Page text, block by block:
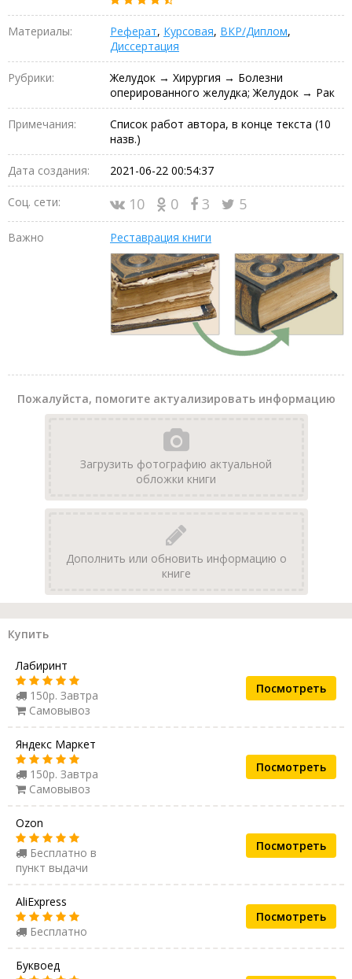
Материалы: Реферат, Курсовая, ВКР/Диплом,
Диссертация
Рубрики:
Желудок → Хирургия → Болезни
оперированного желудка; Желудок → Рак
Примечания:
Список работ автора, в конце текста (10
назв.)
Дата создания: 2021-06-22 00:54:37
Соц. сети: 10 0 3 5
Важно Реставрация книги
Пожалуйста, помогите актуализировать информацию
Загрузить фотографию актуальной
обложки книги
Дополнить или обновить информацию о
книге
Купить
Лабиринт
150р. Завтра
Самовывоз
Посмотреть
Яндекс Маркет
150р. Завтра
Самовывоз
Посмотреть
Ozon
Бесплатно в
пункт выдачи
Посмотреть
AliExpress
Бесплатно
Посмотреть
Буквоед